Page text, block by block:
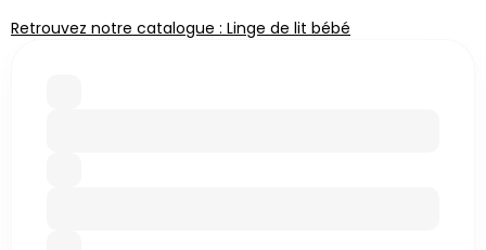
Retrouvez notre catalogue : Linge de lit bébé